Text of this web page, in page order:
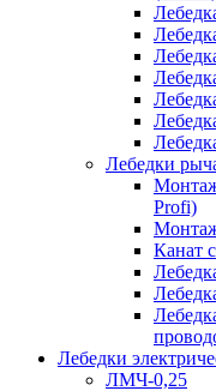
Лебедки
Profi)
Канат
Лебедки
ЛМЧ-0,25